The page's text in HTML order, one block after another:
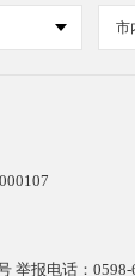
市
举报电话：0598-